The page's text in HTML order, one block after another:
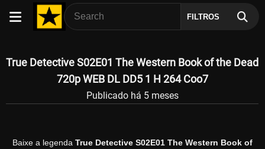
FILTROS
True Detective S02E01 The Western Book of the Dead
720p WEB DL DD5 1 H 264 Coo7
Publicado há 5 meses
Baixe a legenda True Detective S02E01 The Western Book of